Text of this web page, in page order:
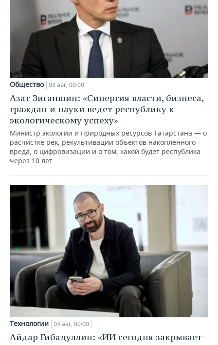
Общество 03 авг, 00:00
Азат Зиганшин: «Синергия власти, бизнеса,
граждан и науки ведет республику к
экологическому успеху»
Министр экологии и природных ресурсов Татарстана — о
расчистке рек, рекультивации объектов накопленного
вреда, о цифровизации и о том, какой будет республика
через 10 лет
Технологии 04 авг, 00:00
Айдар Гибадуллин: «ИИ сегодня закрывает